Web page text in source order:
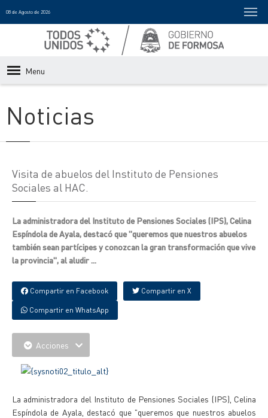
08 de Agosto de 2026
Menu
Noticias
Visita de abuelos del Instituto de Pensiones
Sociales al HAC.
La administradora del Instituto de Pensiones Sociales (IPS), Celina
Espíndola de Ayala, destacó que "queremos que nuestros abuelos
también sean partícipes y conozcan la gran transformación que vive
la provincia", al aludir ...
Compartir en Facebook Compartir en X
Compartir en WhatsApp
Acciones
La administradora del Instituto de Pensiones Sociales (IPS), Celina
Espíndola de Ayala, destacó que "queremos que nuestros abuelos